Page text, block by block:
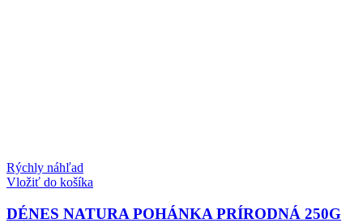
Rýchly náhľad
Vložiť do košíka
DÉNES NATURA POHÁNKA PRÍRODNÁ 250G